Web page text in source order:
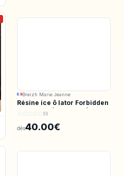
Breizh Marie Jeanne
Résine ice ô lator Forbidden
valley CBD/CBDV 190/73u
(0)
dès40.00€